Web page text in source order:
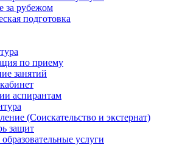
за рубежом
подготовка
по приему
занятий
аспирантам
(Соискательство и экстернат)
защит
услуги